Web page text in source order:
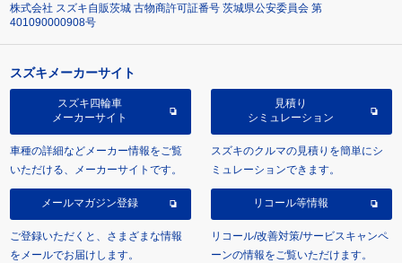
株式会社 スズキ自販茨城 古物商許可証番号 茨城県公安委員会 第
401090000908号
スズキメーカーサイト
スズキ四輪車
メーカーサイト
車種の詳細などメーカー情報をご覧
いただける、メーカーサイトです。
見積り
シミュレーション
スズキのクルマの見積りを簡単にシ
ミュレーションできます。
メールマガジン登録
ご登録いただくと、さまざまな情報
をメールでお届けします。
リコール等情報
リコール/改善対策/サービスキャンペ
ーンの情報をご覧いただけます。